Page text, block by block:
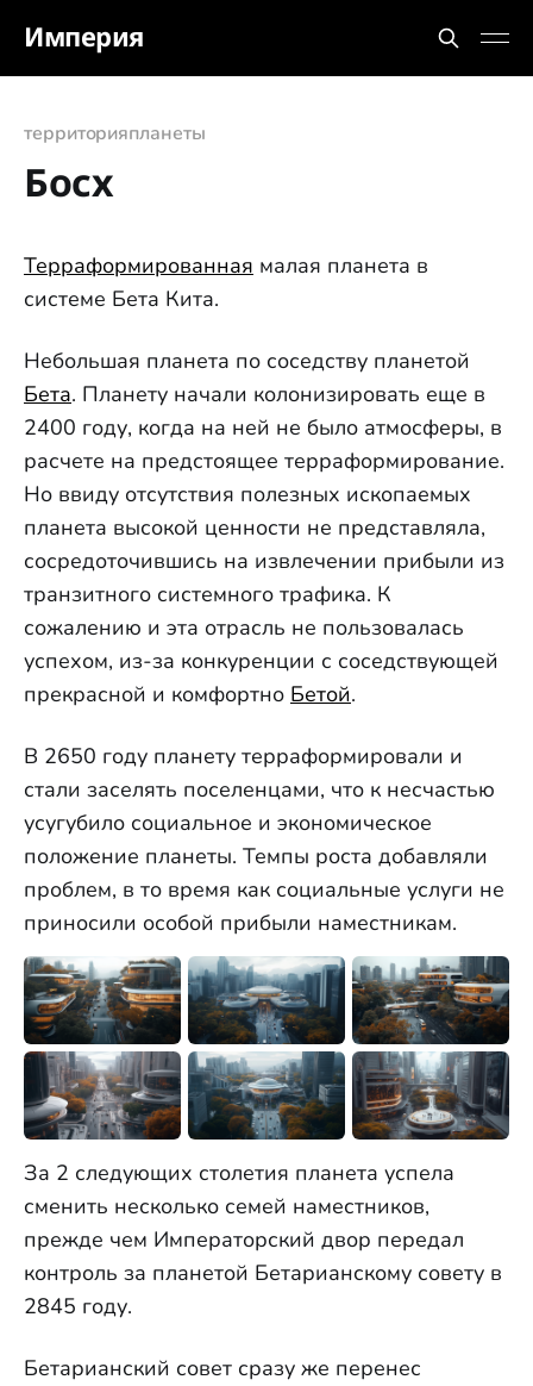
Империя
территорияпланеты
Босх
Терраформированная малая планета в
системе Бета Кита.
Небольшая планета по соседству планетой
Бета. Планету начали колонизировать еще в
2400 году, когда на ней не было атмосферы, в
расчете на предстоящее терраформирование.
Но ввиду отсутствия полезных ископаемых
планета высокой ценности не представляла,
сосредоточившись на извлечении прибыли из
транзитного системного трафика. К
сожалению и эта отрасль не пользовалась
успехом, из-за конкуренции с соседствующей
прекрасной и комфортно Бетой.
В 2650 году планету терраформировали и
стали заселять поселенцами, что к несчастью
усугубило социальное и экономическое
положение планеты. Темпы роста добавляли
проблем, в то время как социальные услуги не
приносили особой прибыли наместникам.
За 2 следующих столетия планета успела
сменить несколько семей наместников,
прежде чем Императорский двор передал
контроль за планетой Бетарианскому совету в
2845 году.
Бетарианский совет сразу же перенес